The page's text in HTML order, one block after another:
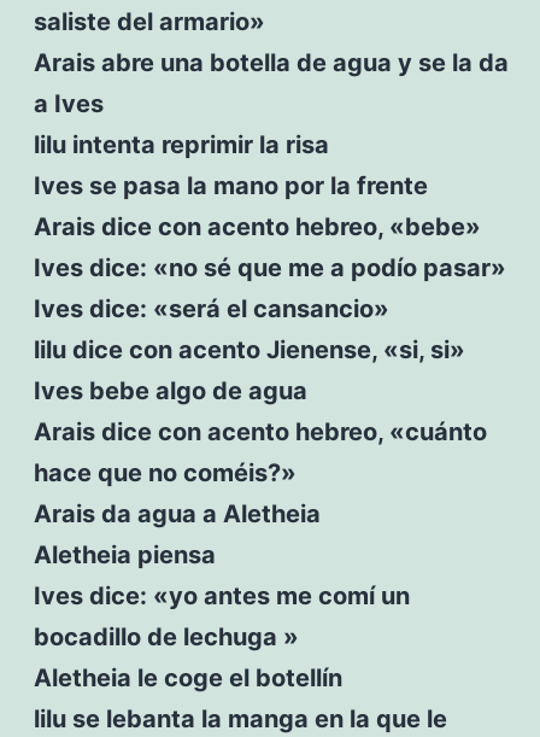
saliste del armario»
Arais abre una botella de agua y se la da
a Ives
lilu intenta reprimir la risa
Ives se pasa la mano por la frente
Arais dice con acento hebreo, «bebe»
Ives dice: «no sé que me a podío pasar»
Ives dice: «será el cansancio»
lilu dice con acento Jienense, «si, si»
Ives bebe algo de agua
Arais dice con acento hebreo, «cuánto
hace que no coméis?»
Arais da agua a Aletheia
Aletheia piensa
Ives dice: «yo antes me comí un
bocadillo de lechuga »
Aletheia le coge el botellín
lilu se lebanta la manga en la que le